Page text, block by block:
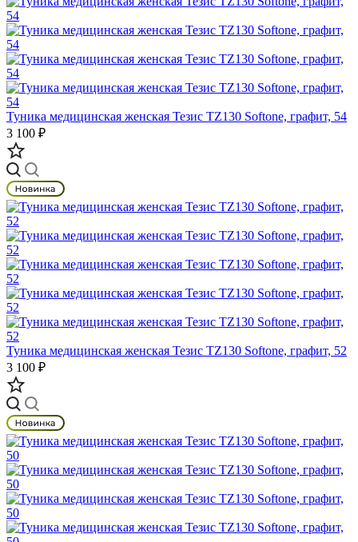
Туника медицинская женская Тезис TZ130 Softone, графит, 54
3 100 ₽
Туника медицинская женская Тезис TZ130 Softone, графит, 52
3 100 ₽